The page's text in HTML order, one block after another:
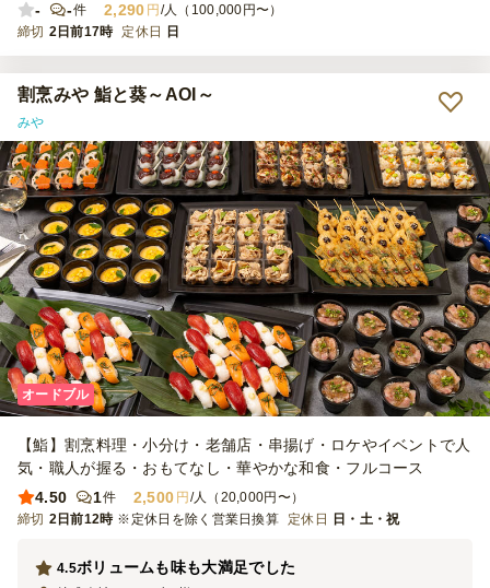
-
-件 2,290 円 /人（100,000円〜）
締切 2日前17時 定休日 日
割烹みや 鮨と葵～AOI～
みや
オードブル
【鮨】割烹料理・小分け・老舗店・串揚げ・ロケやイベントで人
気・職人が握る・おもてなし・華やかな和食・フルコース
4.50
1件 2,500 円 /人（20,000円〜）
締切 2日前12時 ※定休日を除く営業日換算 定休日 日・土・祝
ボリュームも味も大満足でした
4.5